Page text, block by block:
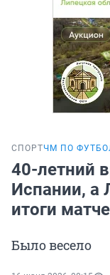
СПОРТЧМ ПО
40-летний
Испании, а
итоги
Было весело